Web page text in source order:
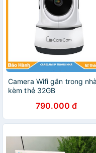
Camera Wifi gắn trong nhà
kèm thẻ 32GB
790.000 đ